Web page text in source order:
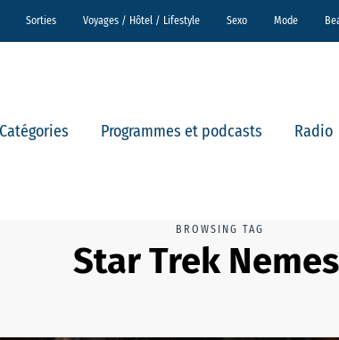
Sorties Voyages / Hôtel / Lifestyle Sexo Mode
Catégories Programmes et podcasts Radio
BROWSING TAG
Star Trek